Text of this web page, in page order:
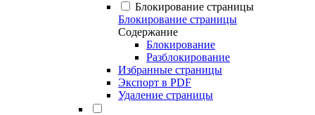
Блокирование страницы
Блокирование страницы
Содержание
Блокирование
Разблокирование
Избранные страницы
Экспорт в PDF
Удаление страницы